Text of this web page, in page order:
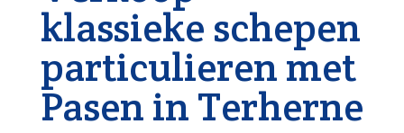
klassieke schepen
particulieren met
Pasen in Terherne